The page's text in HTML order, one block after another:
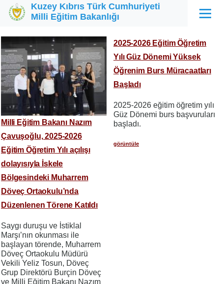
Ana içeriğe atla
Kuzey Kıbrıs Türk Cumhuriyeti
Milli Eğitim Bakanlığı
Menü
Milli Eğitim Bakanı Nazım
Çavuşoğlu, 2025-2026
Eğitim Öğretim Yılı açılışı
dolayısıyla İskele
Bölgesindeki Muharrem
Döveç Ortaokulu’nda
Düzenlenen Törene Katıldı
Saygı duruşu ve İstiklal
Marşı’nın okunması ile
başlayan törende, Muharrem
Döveç Ortaokulu Müdürü
Vekili Yeliz Tosun, Döveç
Grup Direktörü Burçin Döveç
ve Milli Eğitim Bakanı Nazım
2025-2026 Eğitim Öğretim
Yılı Güz Dönemi Yüksek
Öğrenim Burs Müracaatları
Başladı
2025-2026 eğitim öğretim yılı
Güz Dönemi burs başvuruları
başladı.
görüntüle